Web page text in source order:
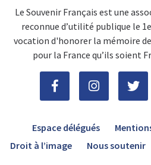
Le Souvenir Français est une
reconnue d’utilité publique le
vocation d'honorer la mémoire
pour la France qu’ils soient
Espace délégués
Droit à l’image
Nous soutenir